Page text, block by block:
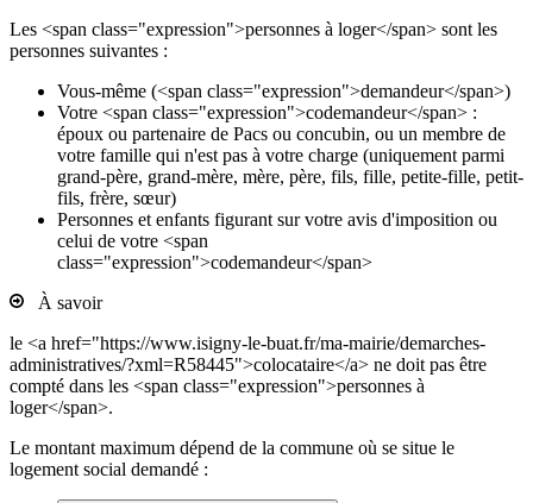
Les <span class="expression">personnes à loger</span> sont les
personnes suivantes :
Vous-même (<span class="expression">demandeur</span>)
Votre <span class="expression">codemandeur</span> :
époux ou partenaire de Pacs ou concubin, ou un membre de
votre famille qui n'est pas à votre charge (uniquement parmi
grand-père, grand-mère, mère, père, fils, fille, petite-fille, petit-
fils, frère, sœur)
Personnes et enfants figurant sur votre avis d'imposition ou
celui de votre <span
class="expression">codemandeur</span>
À savoir
le <a href="https://www.isigny-le-buat.fr/ma-mairie/demarches-
administratives/?xml=R58445">colocataire</a> ne doit pas être
compté dans les <span class="expression">personnes à
loger</span>.
Le montant maximum dépend de la commune où se situe le
logement social demandé :